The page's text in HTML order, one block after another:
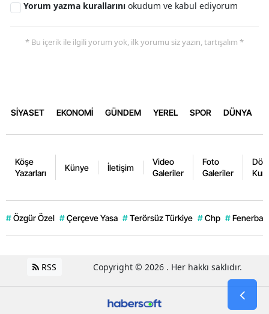
Yorum yazma kurallarını okudum ve kabul ediyorum
* Bu içerik ile ilgili yorum yok, ilk yorumu siz yazın, tartışalım *
SİYASET EKONOMİ GÜNDEM YEREL SPOR DÜNYA
Köşe
Yazarları
Künye İletişim
Video
Galeriler
Foto
Galeriler
# Özgür Özel # Çerçeve Yasa # Terörsüz Türkiye # Chp #
RSS Copyright © 2026 . Her hakkı saklıdır.